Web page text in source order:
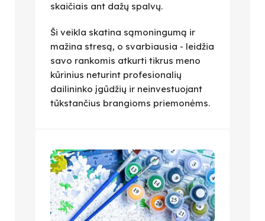
skaičiais ant dažų spalvų.
Ši veikla skatina sąmoningumą ir
mažina stresą, o svarbiausia - leidžia
savo rankomis atkurti tikrus meno
kūrinius neturint profesionalių
dailininko įgūdžių ir neinvestuojant
tūkstančius brangioms priemonėms.